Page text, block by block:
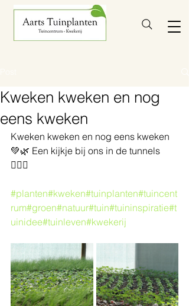
Kweken kweken en nog
eens kweken
Kweken kweken en nog eens kweken
💚🌿 Een kijkje bij ons in de tunnels
💁🏻‍♀️
#planten#kweken#tuinplanten#tuincent
rum#groen#natuur#tuin#tuininspiratie#t
uinidee#tuinleven#kwekerij